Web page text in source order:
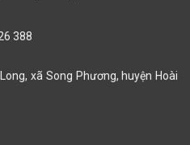
388
xã Song Phương, huyện Hoài